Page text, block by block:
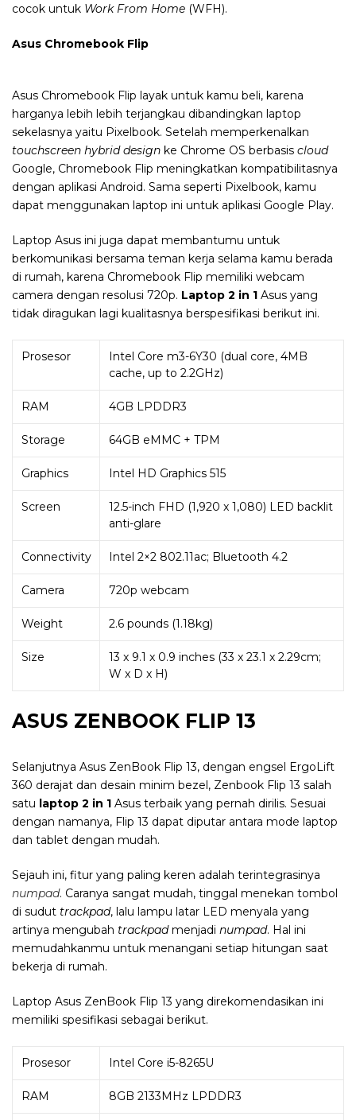
cocok untuk Work From Home (WFH).
Asus Chromebook Flip
Asus Chromebook Flip layak untuk kamu beli, karena
harganya lebih lebih terjangkau dibandingkan laptop
sekelasnya yaitu Pixelbook. Setelah memperkenalkan
touchscreen hybrid design ke Chrome OS berbasis cloud
Google, Chromebook Flip meningkatkan kompatibilitasnya
dengan aplikasi Android. Sama seperti Pixelbook, kamu
dapat menggunakan laptop ini untuk aplikasi Google Play.
Laptop Asus ini juga dapat membantumu untuk
berkomunikasi bersama teman kerja selama kamu berada
di rumah, karena Chromebook Flip memiliki webcam
camera dengan resolusi 720p. Laptop 2 in 1 Asus yang
tidak diragukan lagi kualitasnya berspesifikasi berikut ini.
Prosesor
Intel Core m3-6Y30 (dual core, 4MB
cache, up to 2.2GHz)
RAM 4GB LPDDR3
Storage 64GB eMMC + TPM
Graphics Intel HD Graphics 515
Screen
12.5-inch FHD (1,920 x 1,080) LED backlit
anti-glare
Connectivity Intel 2×2 802.11ac; Bluetooth 4.2
Camera 720p webcam
Weight 2.6 pounds (1.18kg)
Size
13 x 9.1 x 0.9 inches (33 x 23.1 x 2.29cm;
W x D x H)
ASUS ZENBOOK FLIP 13
Selanjutnya Asus ZenBook Flip 13, dengan engsel ErgoLift
360 derajat dan desain minim bezel, Zenbook Flip 13 salah
satu laptop 2 in 1 Asus terbaik yang pernah dirilis. Sesuai
dengan namanya, Flip 13 dapat diputar antara mode laptop
dan tablet dengan mudah.
Sejauh ini, fitur yang paling keren adalah terintegrasinya
numpad. Caranya sangat mudah, tinggal menekan tombol
di sudut trackpad, lalu lampu latar LED menyala yang
artinya mengubah trackpadmenjadi numpad. Hal ini
memudahkanmu untuk menangani setiap hitungan saat
bekerja di rumah.
Laptop Asus ZenBook Flip 13 yang direkomendasikan ini
memiliki spesifikasi sebagai berikut.
Prosesor Intel Core i5-8265U
RAM 8GB 2133MHz LPDDR3